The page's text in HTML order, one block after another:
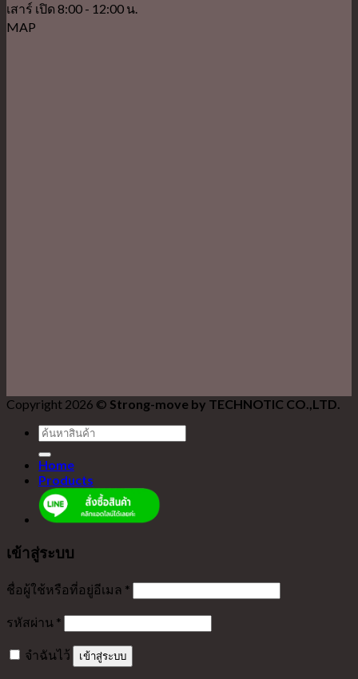
เสาร์ เปิด 8:00 - 12:00 น.
MAP
Copyright 2026 © Strong-move by TECHNOTIC CO.,LTD.
ค้นหา:
Home
Products
เข้าสู่ระบบ
ชื่อผู้ใช้หรือที่อยู่อีเมล *
รหัสผ่าน *
จำฉันไว้ เข้าสู่ระบบ